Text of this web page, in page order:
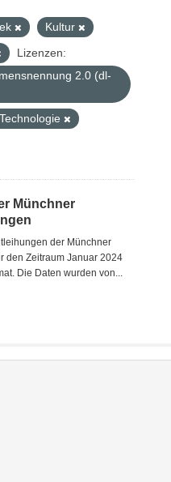
Kultur
Lizenzen:
2.0 (dl-
Münchner
der Münchner
den Zeitraum Januar 2024
Die Daten wurden von...